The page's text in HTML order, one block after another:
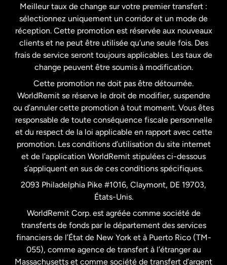
États-Unis English
États-Unis Español
France
Malaisie
Nouvelle-Zélande
Pays-Bas
Royaume-Uni
Suède
Meilleur taux de change sur votre premier transfert :
sélectionnez uniquement un corridor et un mode de
réception. Cette promotion est réservée aux nouveaux
clients et ne peut être utilisée qu’une seule fois. Des
frais de service seront toujours applicables. Les taux de
change peuvent être soumis à modification.
Cette promotion ne doit pas être détournée.
WorldRemit se réserve le droit de modifier, suspendre
ou d’annuler cette promotion à tout moment. Vous êtes
responsable de toute conséquence fiscale personnelle
et du respect de la loi applicable en rapport avec cette
promotion. Les conditions d’utilisation du site internet
et de l’application WorldRemit stipulées ci-dessous
s’appliquent en sus de ces conditions spécifiques.
2093 Philadelphia Pike #1016, Claymont, DE 19703,
États-Unis.
WorldRemit Corp. est agréée comme société de
transferts de fonds par le département des services
financiers de l’État de New York et à Puerto Rico (TM-
055), comme agence de transfert à l’étranger au
Massachusetts et comme société de transfert d’argent